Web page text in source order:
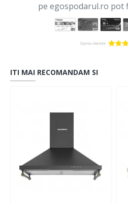
pe egospodarul.ro pot
ITI MAI RECOMANDAM SI